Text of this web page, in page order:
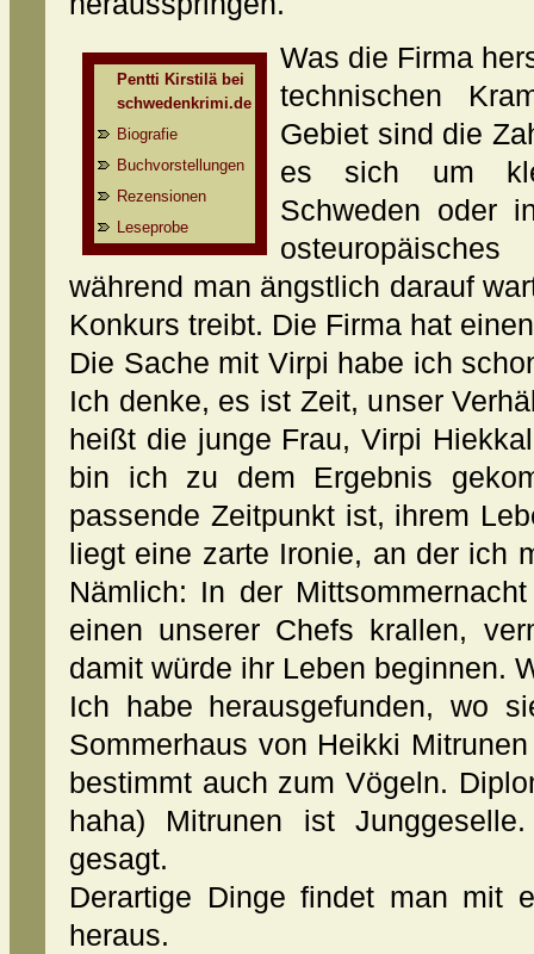
Pentti Kirstilä bei
schwedenkrimi.de
Biografie
Buchvorstellungen
Rezensionen
Leseprobe
Was die Firma
technischen
Gebiet sind die
es sich um
Schweden oder
während man ängstlich darauf
Konkurs treibt. Die Firma hat
Die Sache mit Virpi habe ich
Ich denke, es ist Zeit, unser
heißt die junge Frau, Virpi
bin ich zu dem Ergebnis
passende Zeitpunkt ist, ihrem
liegt eine zarte Ironie, an der ich
Nämlich: In der
einen unserer Chefs krallen,
damit würde ihr Leben beginnen.
Ich habe herausgefunden, wo
Sommerhaus von Heikki
bestimmt auch zum Vögeln.
haha) Mitrunen ist
gesagt.
Derartige Dinge findet man mit
heraus.